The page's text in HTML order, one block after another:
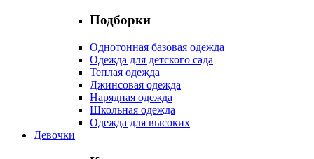
Подборки
Однотонная базовая одежда
Одежда для детского сада
Теплая одежда
Джинсовая одежда
Нарядная одежда
Школьная одежда
Одежда для высоких
Девочки